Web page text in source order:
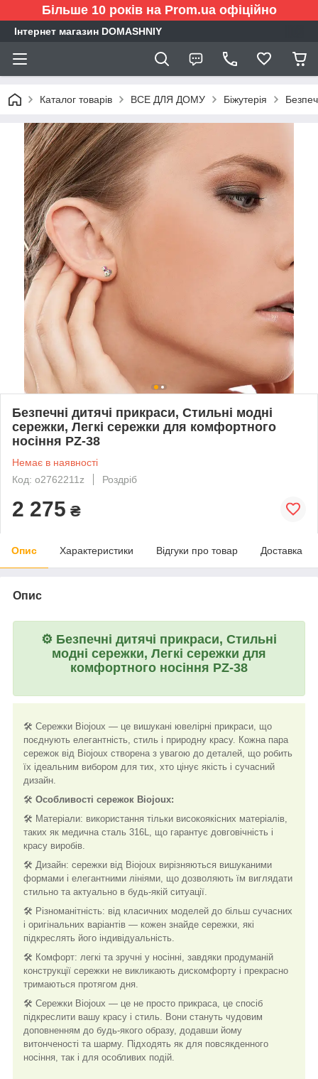
Більше 10 років на Prom.ua офіційно
Інтернет магазин DOMASHNIY
Каталог товарів ВСЕ ДЛЯ ДОМУ Біжутерія
Безпечні дитячі прикраси, Стильні модні
сережки, Легкі сережки для комфортного
носіння PZ-38
Немає в наявності
Код: o2762211z
Роздріб
2 275 ₴
Опис Характеристики Відгуки про товар Доставка
Опис
⚙️ Безпечні дитячі прикраси, Стильні
модні сережки, Легкі сережки для
комфортного носіння PZ-38
🛠️ Сережки Biojoux — це вишукані ювелірні прикраси, що
поєднують елегантність, стиль і природну красу. Кожна пара
сережок від Biojoux створена з увагою до деталей, що робить
їх ідеальним вибором для тих, хто цінує якість і сучасний
дизайн.
🛠️ Особливості сережок Biojoux:
🛠️ Матеріали: використання тільки високоякісних матеріалів,
таких як медична сталь 316L, що гарантує довговічність і
красу виробів.
🛠️ Дизайн: сережки від Biojoux вирізняються вишуканими
формами і елегантними лініями, що дозволяють їм виглядати
стильно та актуально в будь-якій ситуації.
🛠️ Різноманітність: від класичних моделей до більш сучасних
і оригінальних варіантів — кожен знайде сережки, які
підкреслять його індивідуальність.
🛠️ Комфорт: легкі та зручні у носінні, завдяки продуманій
конструкції сережки не викликають дискомфорту і прекрасно
тримаються протягом дня.
🛠️ Сережки Biojoux — це не просто прикраса, це спосіб
підкреслити вашу красу і стиль. Вони стануть чудовим
доповненням до будь-якого образу, додавши йому
витонченості та шарму. Підходять як для повсякденного
носіння, так і для особливих подій.